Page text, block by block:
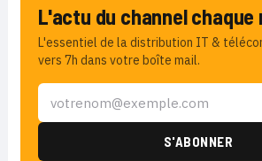
L'actu du channel chaque
L'essentiel de la distribution IT &
vers 7h dans votre boîte mail.